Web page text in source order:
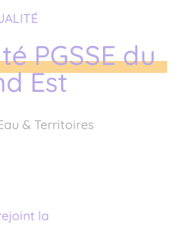
PGSSE du
Est
& Territoires
la